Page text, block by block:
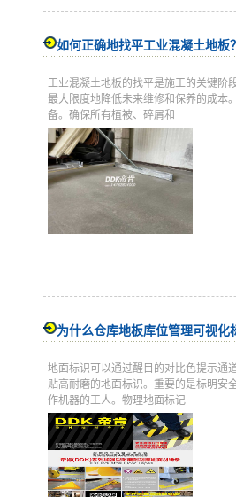
如何正确地找平工业混凝土地板
工业混凝土地板的找平是施工的关键阶
最大限度地降低未来维修和保养的成本
备。确保所有植被、碎屑和
为什么仓库地板库位管理可视化
地面标识可以通过醒目的对比色提示通
贴高耐磨的地面标识。重要的是标明安
作机器的工人。物理地面标记